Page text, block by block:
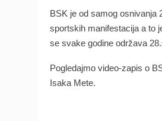
BSK je od samog osnivanja
sportskih manifestacija a to
se svake godine održava
Pogledajmo video-zapis o
Isaka Mete.